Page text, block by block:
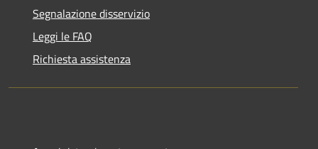
Segnalazione disservizio
Leggi le FAQ
Richiesta assistenza